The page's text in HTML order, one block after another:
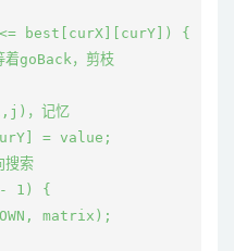
best[curX][curY]) {
goBack，剪枝
，记忆
= value;
索
1) {
matrix);